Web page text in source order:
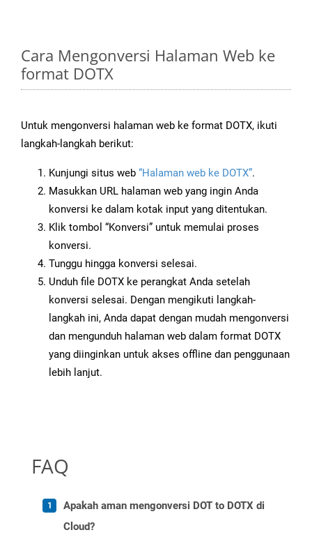
Cara Mengonversi Halaman Web ke
format DOTX
Untuk mengonversi halaman web ke format DOTX, ikuti
langkah-langkah berikut:
Kunjungi situs web “Halaman web ke DOTX”.
Masukkan URL halaman web yang ingin Anda
konversi ke dalam kotak input yang ditentukan.
Klik tombol “Konversi” untuk memulai proses
konversi.
Tunggu hingga konversi selesai.
Unduh file DOTX ke perangkat Anda setelah
konversi selesai. Dengan mengikuti langkah-
langkah ini, Anda dapat dengan mudah mengonversi
dan mengunduh halaman web dalam format DOTX
yang diinginkan untuk akses offline dan penggunaan
lebih lanjut.
FAQ
Apakah aman mengonversi DOT to DOTX di
Cloud?